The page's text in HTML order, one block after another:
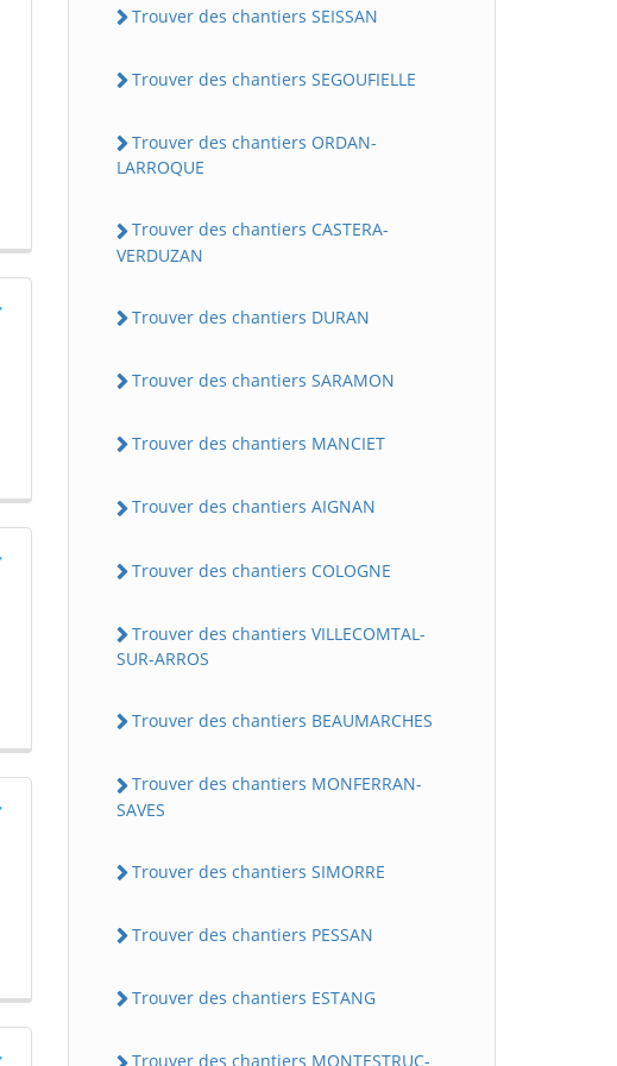
Trouver des chantiers SEISSAN
Trouver des chantiers SEGOUFIELLE
Trouver des chantiers ORDAN-
LARROQUE
Trouver des chantiers CASTERA-
VERDUZAN
Trouver des chantiers DURAN
Trouver des chantiers SARAMON
Trouver des chantiers MANCIET
Trouver des chantiers AIGNAN
Trouver des chantiers COLOGNE
Trouver des chantiers VILLECOMTAL-
SUR-ARROS
Trouver des chantiers BEAUMARCHES
Trouver des chantiers MONFERRAN-
SAVES
Trouver des chantiers SIMORRE
Trouver des chantiers PESSAN
Trouver des chantiers ESTANG
Trouver des chantiers MONTESTRUC-